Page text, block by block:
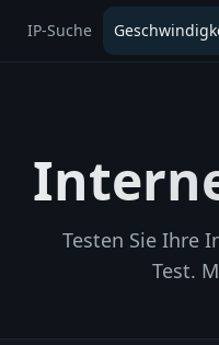
IP-Suche
Testen Sie Ihre
Test.